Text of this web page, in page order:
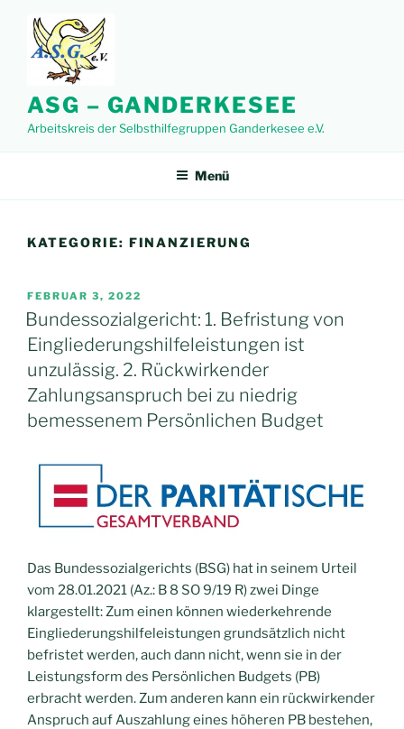
Inhalt
springen
ASG – GANDERKESEE
Arbeitskreis der Selbsthilfegruppen Ganderkesee e.V.
Menü
KATEGORIE: FINANZIERUNG
VERÖFFENTLICHT
AM
FEBRUAR 3, 2022
Bundessozialgericht: 1. Befristung von
Eingliederungshilfeleistungen ist
unzulässig. 2. Rückwirkender
Zahlungsanspruch bei zu niedrig
bemessenem Persönlichen Budget
Das Bundessozialgerichts (BSG) hat in seinem Urteil
vom 28.01.2021 (Az.: B 8 SO 9/19 R) zwei Dinge
klargestellt: Zum einen können wiederkehrende
Eingliederungshilfeleistungen grundsätzlich nicht
befristet werden, auch dann nicht, wenn sie in der
Leistungsform des Persönlichen Budgets (PB)
erbracht werden. Zum anderen kann ein rückwirkender
Anspruch auf Auszahlung eines höheren PB bestehen,